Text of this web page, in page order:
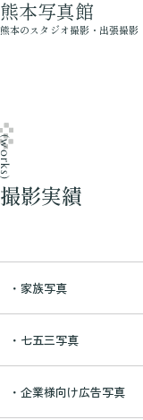
熊本写真館
熊本のスタジオ撮影・出張撮影
撮影実績
・家族写真
・七五三写真
・企業様向け広告写真